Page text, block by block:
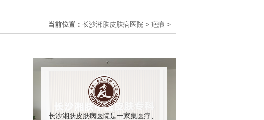
当前位置： 长沙湘肤皮肤病医院 > 疤痕 >
长沙湘肤皮肤病医院是一家集医疗、